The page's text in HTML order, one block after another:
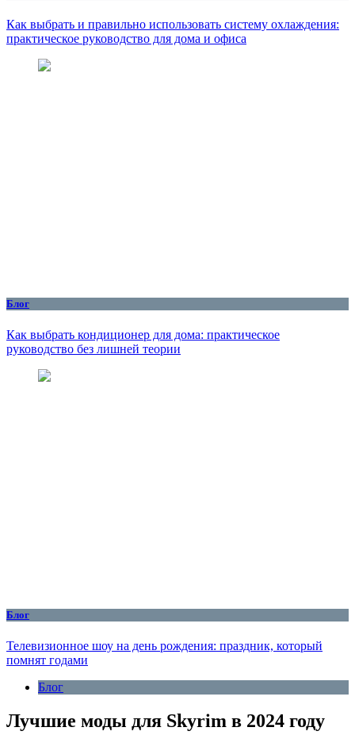
Как выбрать и правильно использовать систему охлаждения:
практическое руководство для дома и офиса
Блог
Как выбрать кондиционер для дома: практическое
руководство без лишней теории
Блог
Телевизионное шоу на день рождения: праздник, который
помнят годами
Блог
Лучшие моды для Skyrim в 2024 году